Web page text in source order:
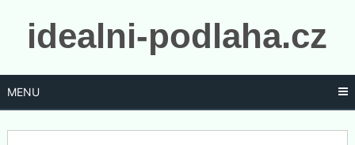
idealni-podlaha.cz
MENU